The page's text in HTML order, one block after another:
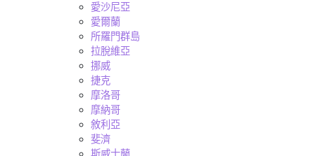
愛沙尼亞
愛爾蘭
所羅門群島
拉脫維亞
挪威
捷克
摩洛哥
摩納哥
敘利亞
斐濟